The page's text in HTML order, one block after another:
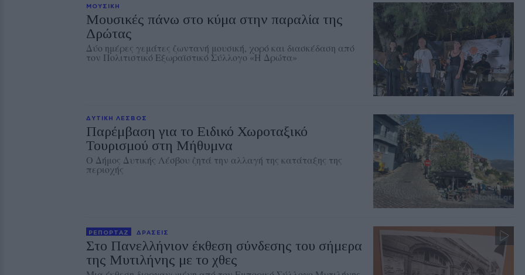
ΜΟΥΣΙΚΗ
Μουσικές πάνω στο κύμα στην παραλία της
Δρώτας
Δύο ημέρες γεμάτες ζωντανή μουσική, χορό και διασκέδαση από
τον Πολιτιστικό Εξωραϊστικό Σύλλογο «Η Δρώτα»
ΔΥΤΙΚΗ ΛΕΣΒΟΣ
Παρέμβαση για το Ειδικό Χωροταξικό
Τουρισμού στη Μήθυμνα
Ο Δήμος Δυτικής Λέσβου ζητά την αλλαγή της κατάταξης της
περιοχής
ΡΕΠΟΡΤΑΖ ΔΡΑΣΕΙΣ
Στο Πανελλήνιον έκθεση σύνδεσης του σήμερα
της Μυτιλήνης με το χθες